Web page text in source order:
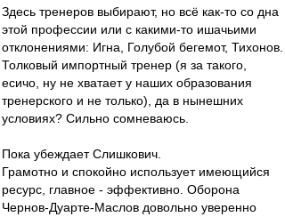
Здесь тренеров выбирают, но всё как-то со дна
этой профессии или с какими-то ишачьими
отклонениями: Игна, Голубой бегемот, Тихонов.
Толковый импортный тренер (я за такого,
есичо, ну не хватает у наших образования
тренерского и не только), да в нынешних
условиях? Сильно сомневаюсь.
Пока убеждает Слишкович.
Грамотно и спокойно использует имеющийся
ресурс, главное - эффективно. Оборона
Чернов-Дуарте-Маслов довольно уверенно